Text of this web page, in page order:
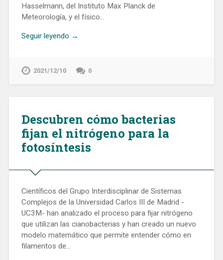
Hasselmann, del Instituto Max Planck de
Meteorología, y el físico…
Seguir leyendo →
2021/12/10 0
Descubren cómo bacterias
fijan el nitrógeno para la
fotosíntesis
Científicos del Grupo Interdisciplinar de Sistemas
Complejos de la Universidad Carlos III de Madrid -
UC3M- han analizado el proceso para fijar nitrógeno
que utilizan las cianobacterias y han creado un nuevo
modelo matemático que permite entender cómo en
filamentos de…